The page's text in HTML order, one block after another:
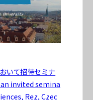
いて招待セミナ
an invited semina
Rez, Czec